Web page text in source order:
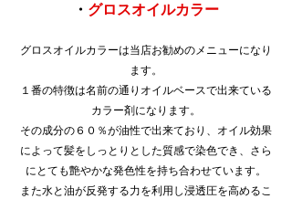
・ グロスオイルカラー
グロスオイルカラーは当店お勧めのメニューになり
ます。
１番の特徴は名前の通りオイルベースで出来ている
カラー剤になります。
その成分の６０％が油性で出来ており、オイル効果
によって髪をしっとりとした質感で染色でき、さら
にとても艶やかな発色性を持ち合わせています。
また水と油が反発する力を利用し浸透圧を高めるこ